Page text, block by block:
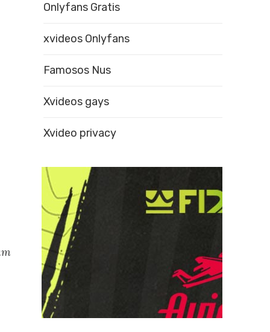
Onlyfans Gratis
xvideos Onlyfans
Famosos Nus
Xvideos gays
Xvideo privacy